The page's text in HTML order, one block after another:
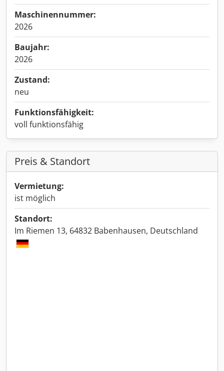
Maschinennummer:
2026
Baujahr:
2026
Zustand:
neu
Funktionsfähigkeit:
voll funktionsfähig
Preis & Standort
Vermietung:
ist möglich
Standort:
Im Riemen 13, 64832 Babenhausen, Deutschland